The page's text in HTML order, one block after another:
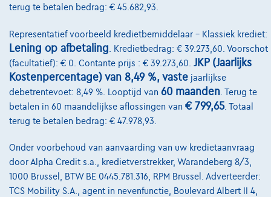
van€11.020,61
8870 Izegem,Decaigny Izegem
Vergelijk
Bekijk wagen
terug te betalen bedrag: € 45.682,93.
Representatief voorbeeld kredietbemiddelaar – Klassiek krediet:
Lening op afbetaling . Kredietbedrag: € 39.273,60. Voorschot
(facultatief): € 0. Contante prijs : € 39.273,60. JKP (Jaarlijks
Kostenpercentage) van 8,49 %, vaste jaarlijkse
debetrentevoet: 8,49 %. Looptijd van 60 maanden . Terug te
betalen in 60 maandelijkse aflossingen van € 799,65. Totaal
terug te betalen bedrag: € 47.978,93.
Onder voorbehoud van aanvaarding van uw kredietaanvraag
door Alpha Credit s.a., kredietverstrekker, Warandeberg 8/3,
1000 Brussel, BTW BE 0445.781.316, RPM Brussel. Adverteerder:
TCS Mobility S.A., agent in nevenfunctie, Boulevard Albert II 4,